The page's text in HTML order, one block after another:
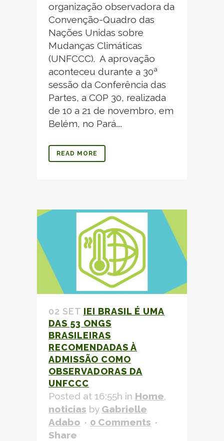
organização observadora da
Convenção-Quadro das
Nações Unidas sobre
Mudanças Climáticas
(UNFCCC). A aprovação
aconteceu durante a 30ª
sessão da Conferência das
Partes, a COP 30, realizada
de 10 a 21 de novembro, em
Belém, no Pará....
READ MORE
02 SET IEI BRASIL É UMA
DAS 53 ONGS
BRASILEIRAS
RECOMENDADAS À
ADMISSÃO COMO
OBSERVADORAS DA
UNFCCC
Posted at 16:55h in Home,
noticias by Gabrielle
Adabo
0 Comments
Share